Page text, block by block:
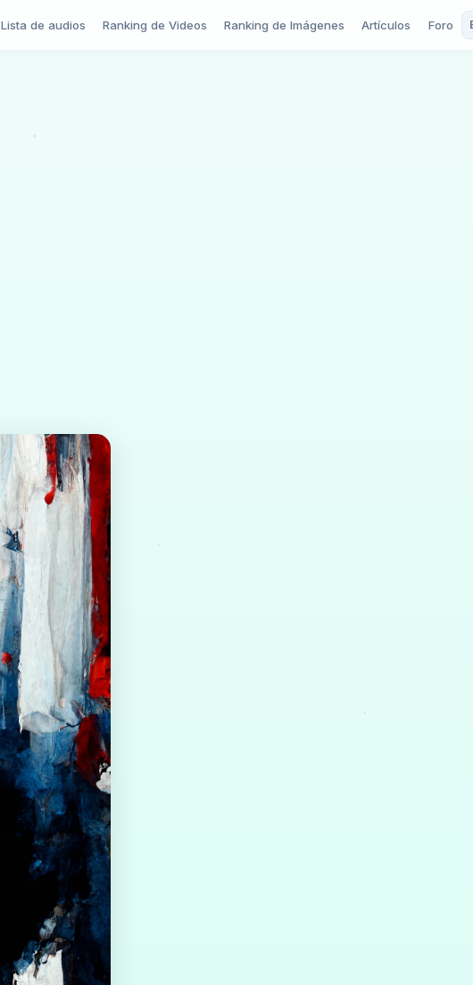
Lista de audios Ranking de Videos Ranking de Imágenes Artículos Foro